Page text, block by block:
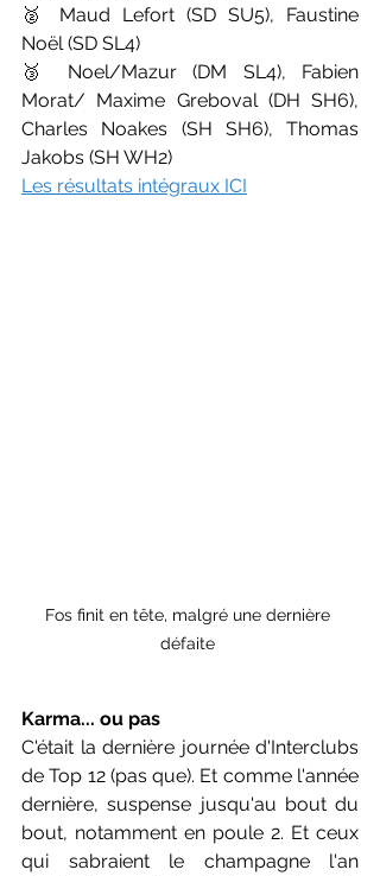
🥈 Maud Lefort (SD SU5), Faustine
Noël (SD SL4)
🥉 Noel/Mazur (DM SL4), Fabien
Morat/ Maxime Greboval (DH SH6),
Charles Noakes (SH SH6), Thomas
Jakobs (SH WH2)
Les résultats intégraux ICI
Fos finit en tête, malgré une dernière
défaite
Karma... ou pas
C'était la dernière journée d'Interclubs
de Top 12 (pas que). Et comme l'année
dernière, suspense jusqu'au bout du
bout, notamment en poule 2. Et ceux
qui sabraient le champagne l'an